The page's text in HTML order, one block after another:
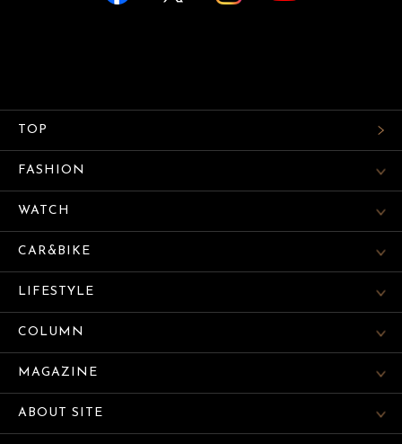
TOP
FASHION
WATCH
CAR&BIKE
LIFESTYLE
COLUMN
MAGAZINE
ABOUT SITE